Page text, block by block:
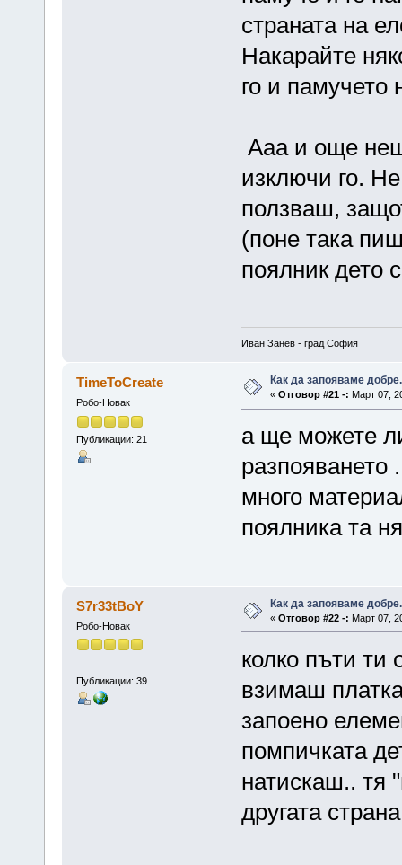
страната на
Накарайте
го и памучето
Ааа и още
изключи го.
ползваш,
(поне така
поялник дето
Иван Занев - град София
TimeToCreate
Робо-Новак
Публикации: 21
Как да запояваме добре.
« Отговор #21 -: Март 07,
а ще можете
разпояването
много
поялника та
S7r33tBoY
Робо-Новак
Публикации: 39
Как да запояваме добре.
« Отговор #22 -: Март 07,
колко пъти
взимаш
запоено
помпичката
натискаш.. тя
другата